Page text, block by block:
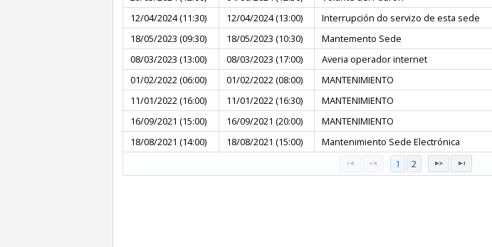
12/04/2024 (11:30)
12/04/2024 (13:00)
Interrupción do servizo de esta sede
18/05/2023 (09:30)
18/05/2023 (10:30)
Mantemento Sede
08/03/2023 (13:00)
08/03/2023 (17:00)
Averia operador internet
01/02/2022 (06:00)
01/02/2022 (08:00)
MANTENIMIENTO
11/01/2022 (16:00)
11/01/2022 (16:30)
MANTENIMIENTO
16/09/2021 (15:00)
16/09/2021 (20:00)
MANTENIMIENTO
18/08/2021 (14:00)
18/08/2021 (15:00)
Mantenimiento Sede Electrónica
1
2